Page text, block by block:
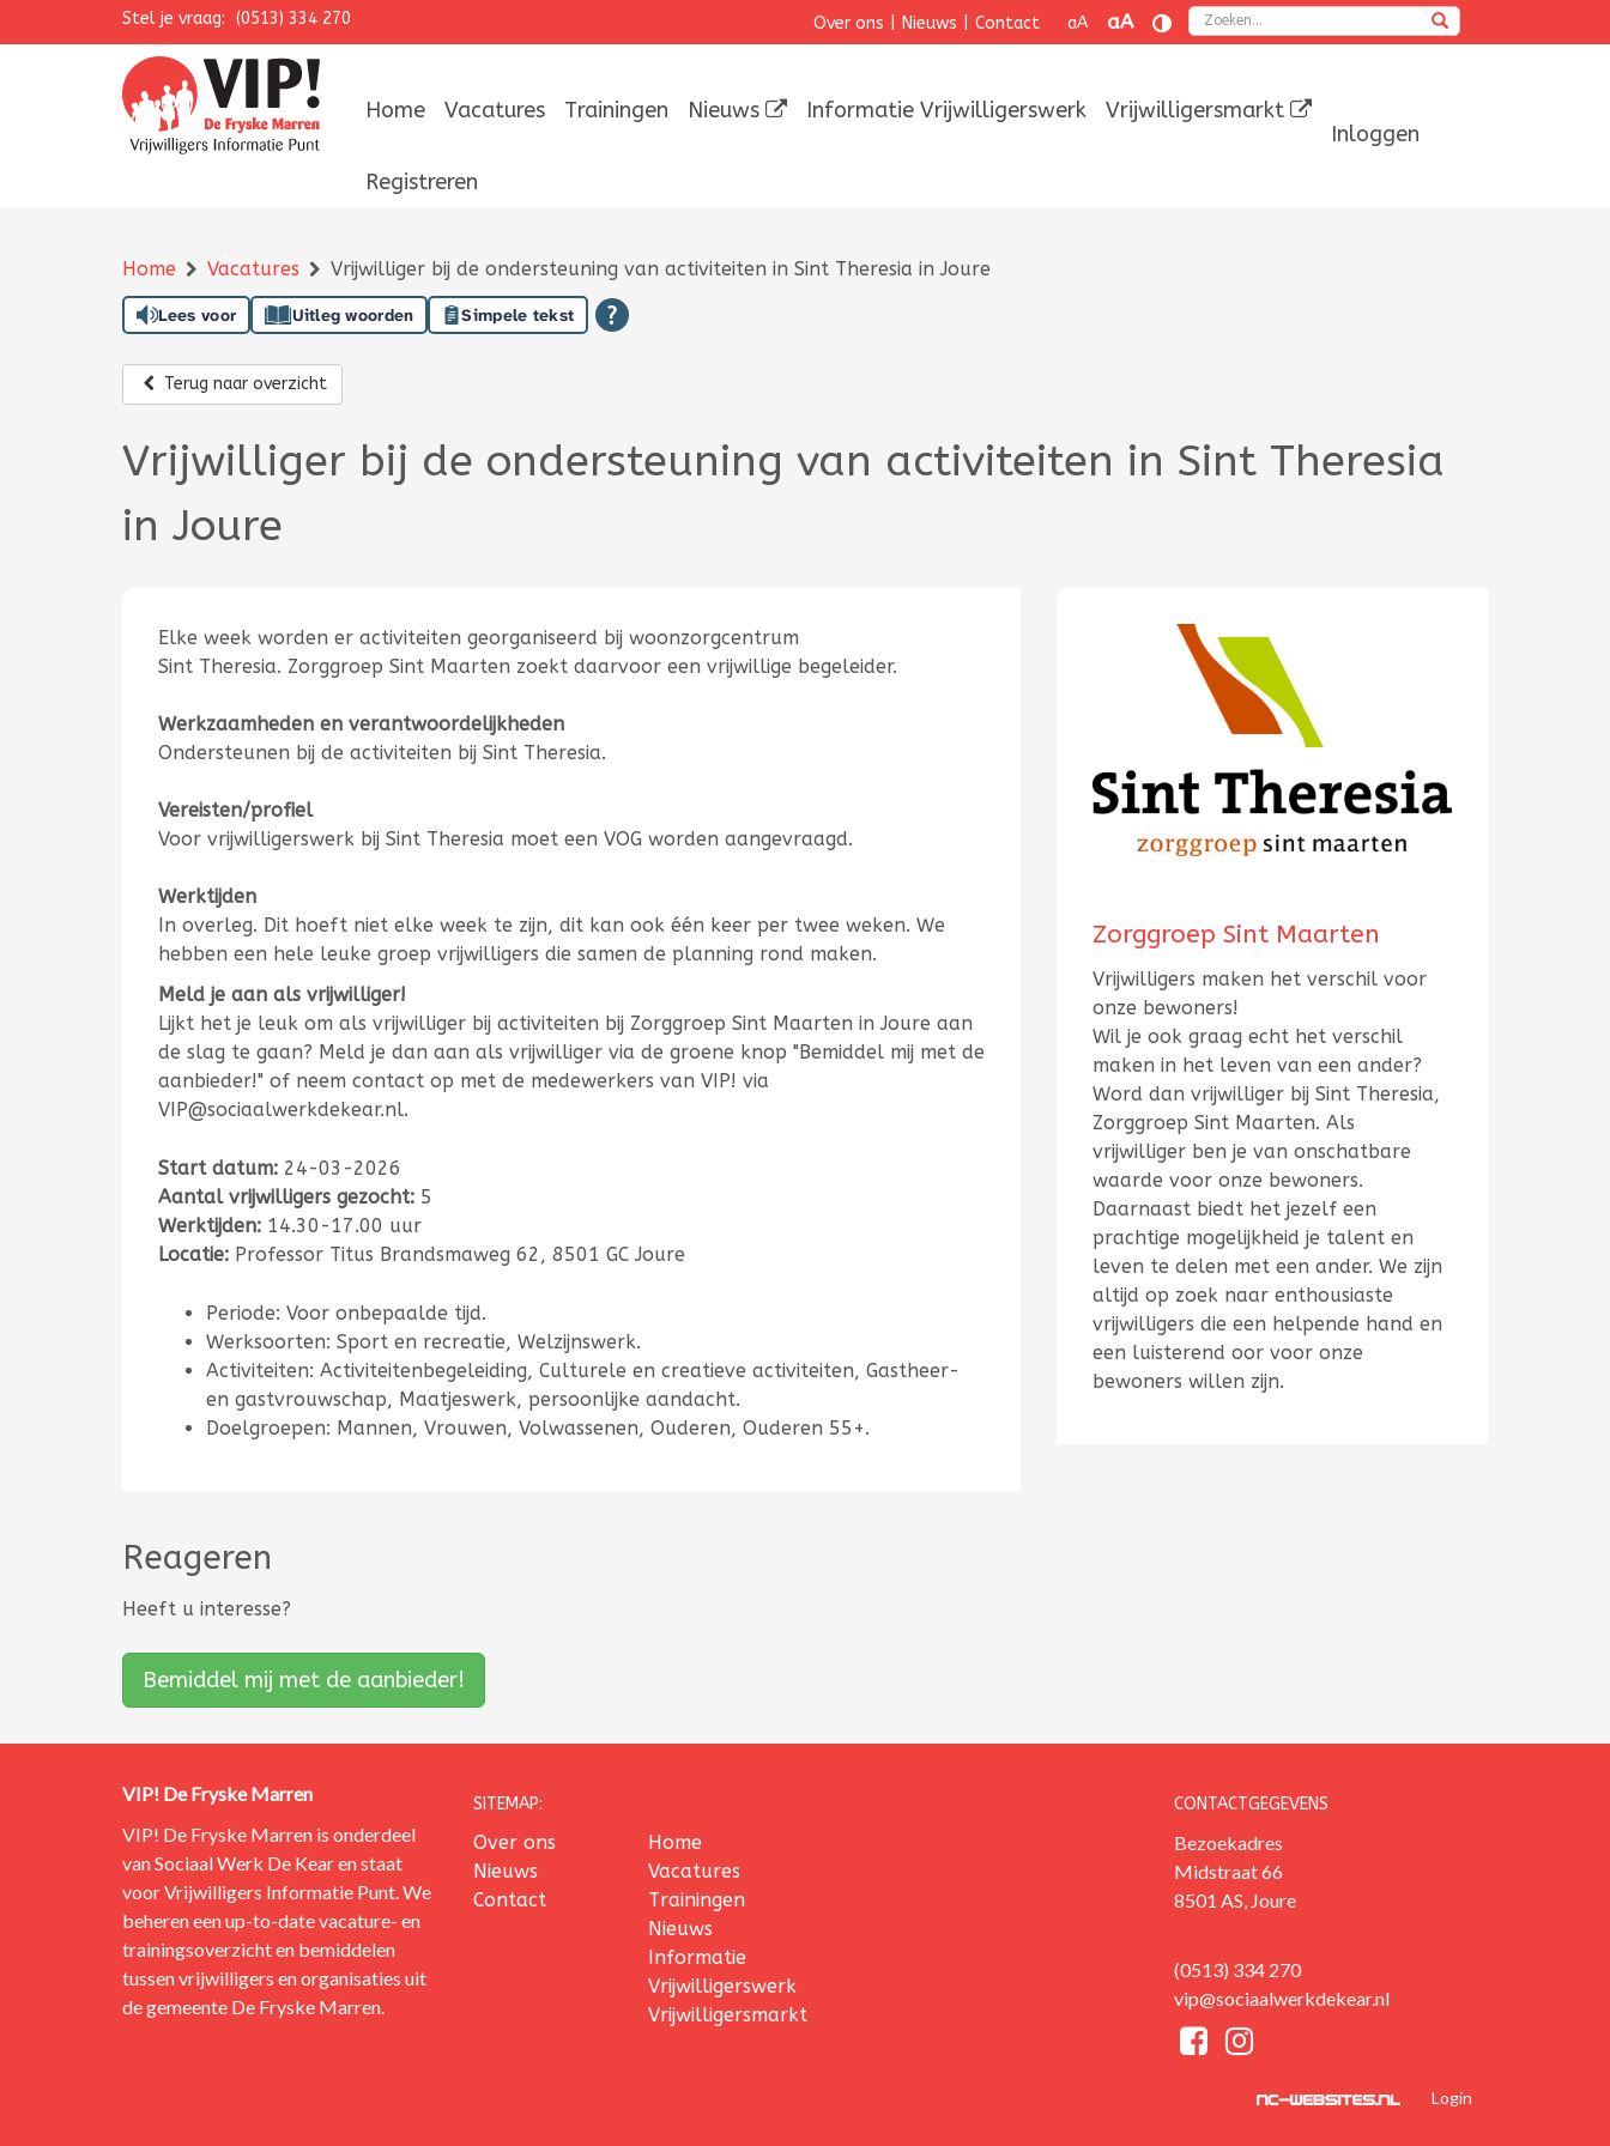
Navigatie overslaan
Stel je vraag: (0513) 334 270 Over ons Nieuws Contact aA aA Zoeken
Home Vacatures Trainingen Nieuws Informatie Vrijwilligerswerk
Vrijwilligersmarkt
Inloggen
Registreren
Home Vacatures Vrijwilliger bij de ondersteuning van activiteiten in Sint Theresia in Joure
Lees voor Uitleg woorden Simpele tekst
Terug naar overzicht
Vrijwilliger bij de ondersteuning van activiteiten in Sint Theresia
in Joure
Elke week worden er activiteiten georganiseerd bij woonzorgcentrum
Sint Theresia. Zorggroep Sint Maarten zoekt daarvoor een vrijwillige begeleider.
Werkzaamheden en verantwoordelijkheden
Ondersteunen bij de activiteiten bij Sint Theresia.
Vereisten/profiel
Voor vrijwilligerswerk bij Sint Theresia moet een VOG worden aangevraagd.
Werktijden
In overleg. Dit hoeft niet elke week te zijn, dit kan ook één keer per twee weken. We
hebben een hele leuke groep vrijwilligers die samen de planning rond maken.
Meld je aan als vrijwilliger!
Lijkt het je leuk om als vrijwilliger bij activiteiten bij Zorggroep Sint Maarten in Joure aan
de slag te gaan? Meld je dan aan als vrijwilliger via de groene knop "Bemiddel mij met de
aanbieder!" of neem contact op met de medewerkers van VIP! via
VIP@sociaalwerkdekear.nl.
Start datum: 24-03-2026
Aantal vrijwilligers gezocht: 5
Werktijden: 14.30-17.00 uur
Locatie: Professor Titus Brandsmaweg 62, 8501 GC Joure
Periode: Voor onbepaalde tijd.
Werksoorten: Sport en recreatie, Welzijnswerk.
Activiteiten: Activiteitenbegeleiding, Culturele en creatieve activiteiten, Gastheer-
en gastvrouwschap, Maatjeswerk, persoonlijke aandacht.
Doelgroepen: Mannen, Vrouwen, Volwassenen, Ouderen, Ouderen 55+.
Zorggroep Sint Maarten
Vrijwilligers maken het verschil voor
onze bewoners!
Wil je ook graag echt het verschil
maken in het leven van een ander?
Word dan vrijwilliger bij Sint Theresia,
Zorggroep Sint Maarten. Als
vrijwilliger ben je van onschatbare
waarde voor onze bewoners.
Daarnaast biedt het jezelf een
prachtige mogelijkheid je talent en
leven te delen met een ander. We zijn
altijd op zoek naar enthousiaste
vrijwilligers die een helpende hand en
een luisterend oor voor onze
bewoners willen zijn.
Reageren
Heeft u interesse?
Bemiddel mij met de aanbieder!
VIP! De Fryske Marren
VIP! De Fryske Marren is onderdeel
vanSociaal Werk De Kearen staat
voor Vrijwilligers Informatie Punt.We
beheren een up-to-date vacature- en
trainingsoverzicht en bemiddelen
tussen vrijwilligers en organisaties uit
de gemeente De Fryske Marren.
SITEMAP:
Over ons
Nieuws
Contact
Home
Vacatures
Trainingen
Nieuws
Informatie
Vrijwilligerswerk
Vrijwilligersmarkt
CONTACTGEGEVENS
Bezoekadres
Midstraat 66
8501 AS, Joure
(0513) 334 270
vip@sociaalwerkdekear.nl
Login